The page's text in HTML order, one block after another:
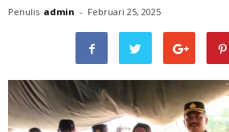
Penulis admin - Februari 25, 2025